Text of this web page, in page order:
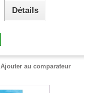
Détails
Ajouter au comparateur